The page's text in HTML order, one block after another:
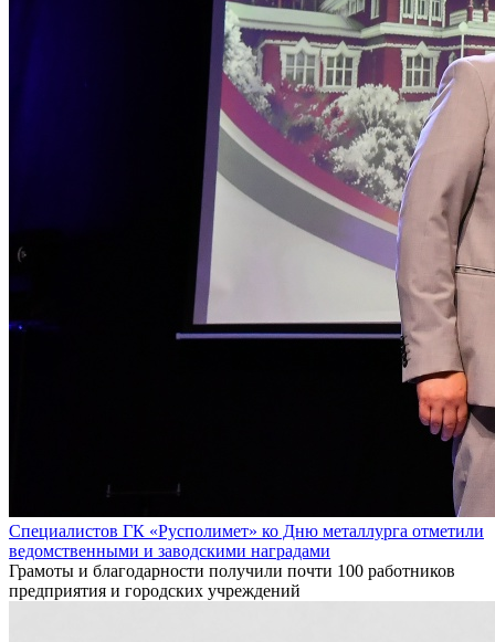
Специалистов ГК «Русполимет» ко Дню металлурга отметили
ведомственными и заводскими наградами
Грамоты и благодарности получили почти 100 работников
предприятия и городских учреждений